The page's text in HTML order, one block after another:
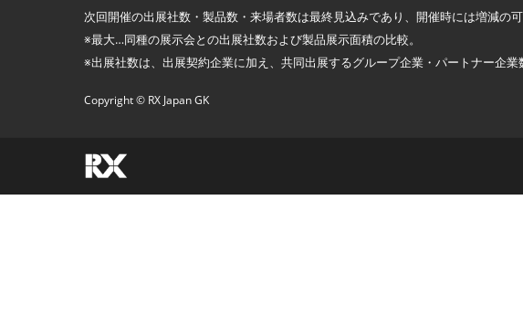
次回開催の出展社数・製品数・来場者数は最終見込みであり、開催時には増減の可
※最大…同種の展示会との出展社数および製品展示面積の比較。
※出展社数は、出展契約企業に加え、共同出展するグループ企業・パートナー企業
Copyright © RX Japan GK